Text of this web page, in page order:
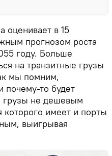
оценивает в 15
прогнозом роста
году. Больше
на транзитные грузы
мы помним,
почему-то будет
грузы не дешевым
имеет и порты
выигрывая